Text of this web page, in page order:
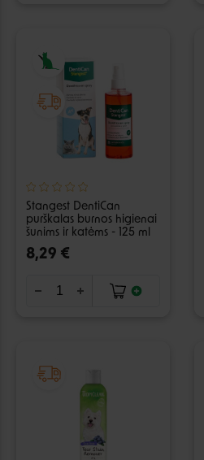
Stangest DentiCan
purškalas burnos higienai
šunims ir katėms - 125 ml
8,29 €